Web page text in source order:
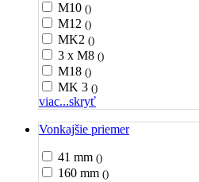
M10 ()
M12 ()
MK2 ()
3 x M8 ()
M18 ()
MK 3 ()
viac...skryť
Vonkajšie priemer
41 mm ()
160 mm ()